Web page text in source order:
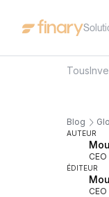
Blog
AUTEUR
ÉDITEUR
Tous